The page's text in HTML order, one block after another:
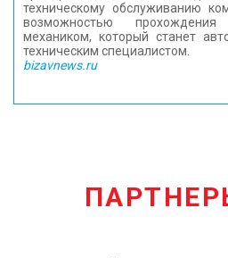
техническому обслуживанию
возможностью
механиком, который станет
техническим специалистом.
bizavnews.ru